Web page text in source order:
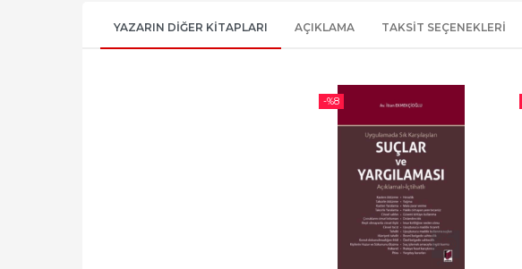
YAZARIN DIĞER KITAPLARI AÇIKLAMA TAKSIT SEÇENEKLERI
-%8